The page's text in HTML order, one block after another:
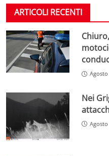
ARTICOLI RECENTI
Agosto
Nei
Agosto